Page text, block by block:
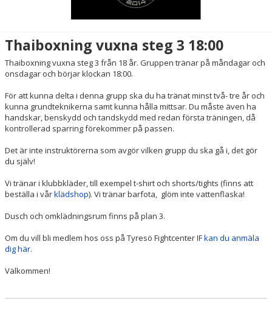
Thaiboxning vuxna steg 3 18:00
Thaiboxning vuxna steg 3 från 18 år. Gruppen tränar på måndagar och
onsdagar och börjar klockan 18:00.
För att kunna delta i denna grupp ska du ha tränat minst två- tre år och
kunna grundteknikerna samt kunna hålla mittsar. Du måste även ha
handskar, benskydd och tandskydd med redan första träningen, då
kontrollerad sparring förekommer på passen.
Det är inte instruktörerna som avgör vilken grupp du ska gå i, det gör
du själv!
Vi tränar i klubbkläder, till exempel t-shirt och shorts/tights (finns att
beställa i vårklädshop). Vi tränar barfota, glöm inte vattenflaska!
Dusch och omklädningsrum finns på plan 3.
Om du vill bli medlem hos oss på Tyresö Fightcenter IFkan du anmäla
dig här.
Välkommen!